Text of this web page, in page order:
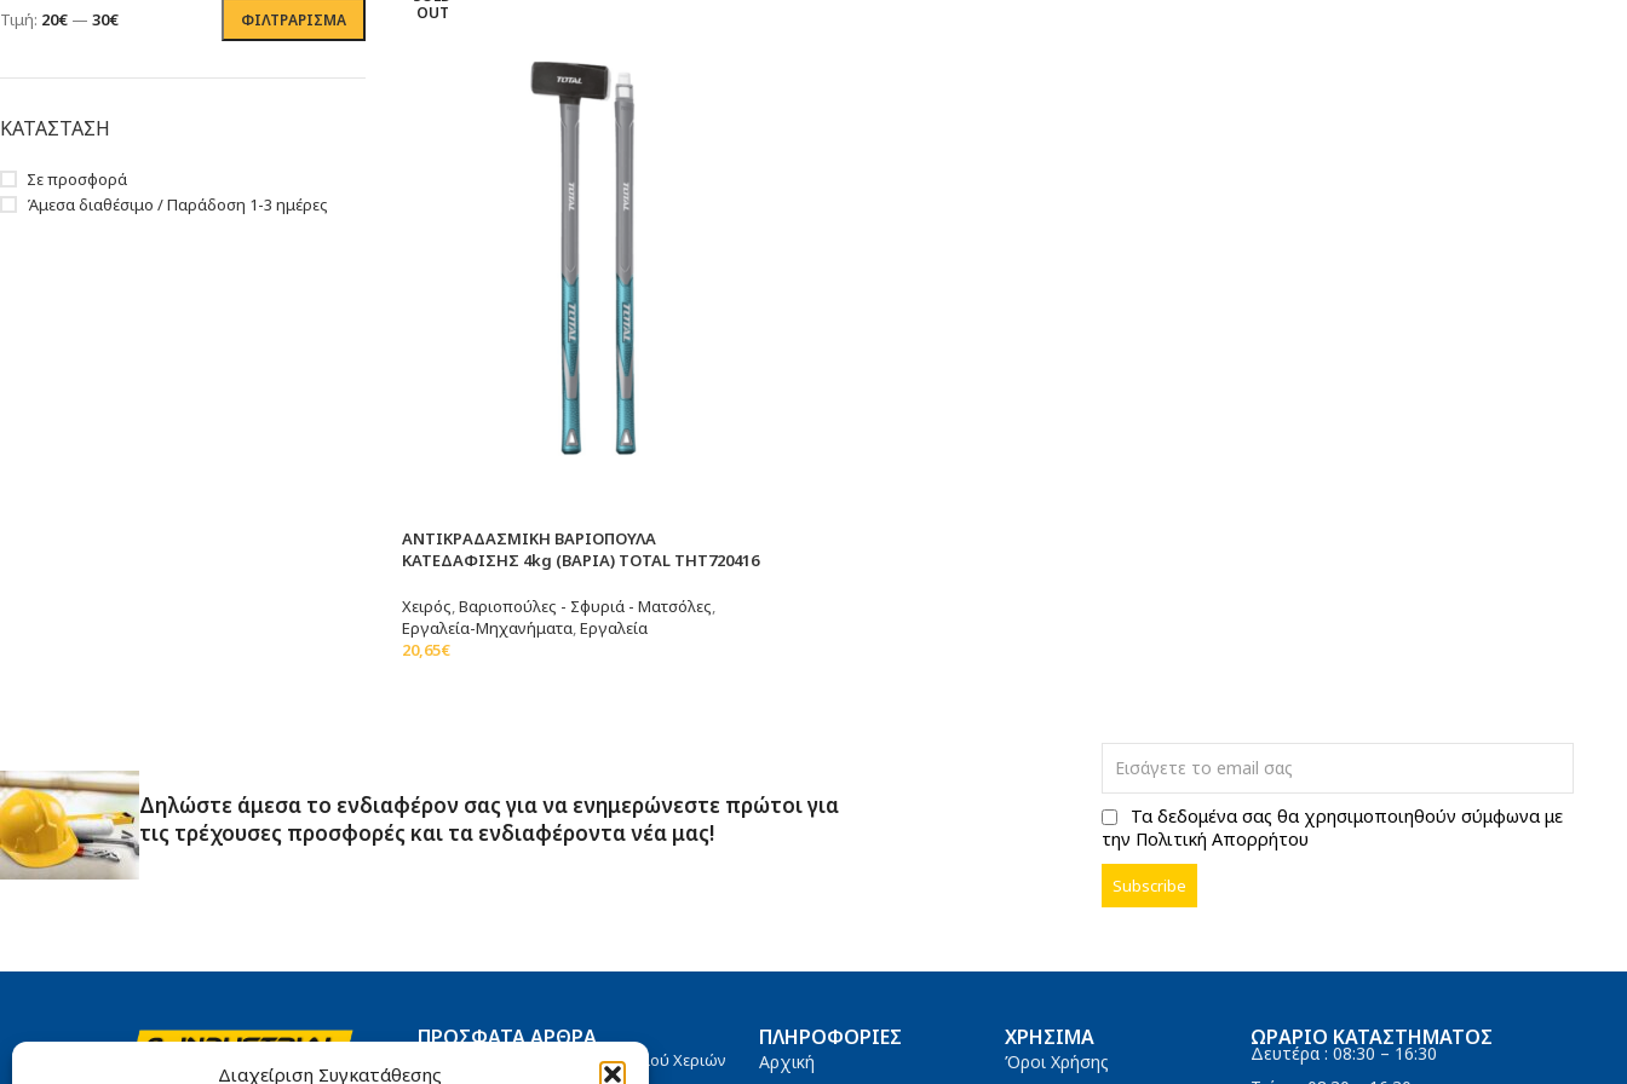
Διαχείριση Συγκατάθεσης
ΦΙΛΤΡΆΡΙΣΜΑ
Τιμή: 20€ — 30€
ΚΑΤΑΣΤΑΣΗ
Σε προσφορά
Άμεσα διαθέσιμο / Παράδοση 1-3 ημέρες
OUT
ΑΝΤΙΚΡΑΔΑΣΜΙΚΗ ΒΑΡΙΟΠΟΥΛΑ
ΚΑΤΕΔΑΦΙΣΗΣ 4kg (ΒΑΡΙΑ) TOTAL THT720416
Χειρός,Βαριοπούλες - Σφυριά - Ματσόλες,
Εργαλεία-Μηχανήματα,Εργαλεία
20,65€
Δηλώστε άμεσα το ενδιαφέρον σας για να ενημερώνεστε πρώτοι για
τις τρέχουσες προσφορές και τα ενδιαφέροντα νέα μας!
Τα δεδομένα σας θα χρησιμοποιηθούν σύμφωνα με
την Πολιτική Απορρήτου
ΠΡΌΣΦΑΤΑ ΆΡΘΡΑ
Πάστα Καθαρισμού Χεριών
ΠΛΗΡΟΦΟΡΊΕΣ
Αρχική
ΧΡΉΣΙΜΑ
Όροι Χρήσης
ΩΡΆΡΙΟ ΚΑΤΑΣΤΉΜΑΤΟΣ
Δευτέρα : 08:30 – 16:30